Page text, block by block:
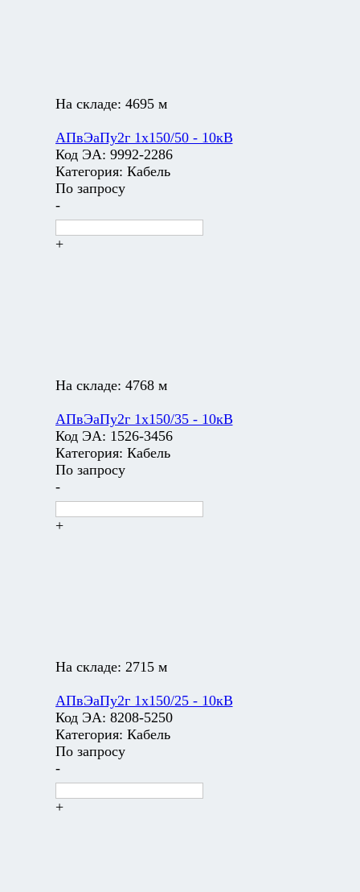
На складе: 4695 м
АПвЭаПу2г 1х150/50 - 10кВ
Код ЭА: 9992-2286
Категория: Кабель
По запросу
-
+
На складе: 4768 м
АПвЭаПу2г 1х150/35 - 10кВ
Код ЭА: 1526-3456
Категория: Кабель
По запросу
-
+
На складе: 2715 м
АПвЭаПу2г 1х150/25 - 10кВ
Код ЭА: 8208-5250
Категория: Кабель
По запросу
-
+